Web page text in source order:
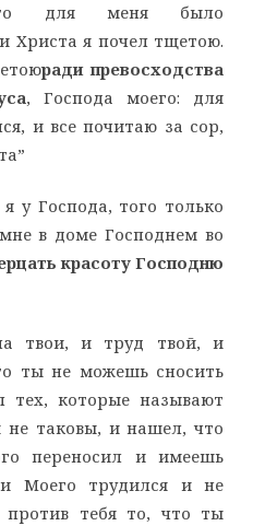
для меня было
Христа я почел тщетою.
ради превосходства
, Господа моего: для
и все почитаю за сор,
у Господа, того только
в доме Господнем во
красоту Господню
твои, и труд твой, и
ты не можешь сносить
тех, которые называют
не таковы, и нашел, что
переносил и имеешь
Моего трудился и не
тебя то, что ты